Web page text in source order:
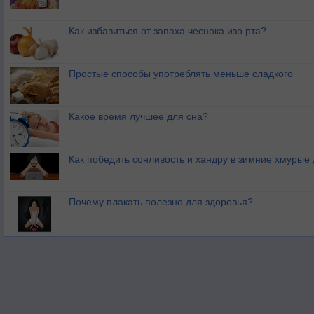
Как избавиться от запаха чеснока изо рта?
Простые способы употреблять меньше сладкого
Какое время лучшее для сна?
Как победить сонливость и хандру в зимние хмурые
Почему плакать полезно для здоровья?